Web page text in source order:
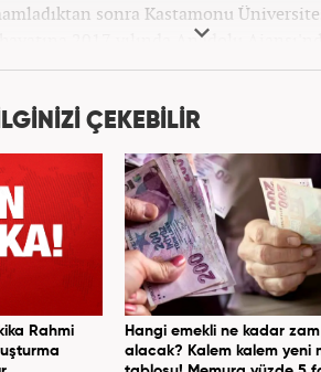
sonra Kastamonu
2017 yılında Anadolu
yılından itibaren Haber7.com'da
ÇEKEBİLİR
Rahmi
Hangi emekli ne kadar zam
alacak? Kalem kalem yeni